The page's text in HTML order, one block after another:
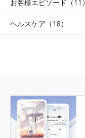
お客様エピソード（11）
ヘルスケア（18）